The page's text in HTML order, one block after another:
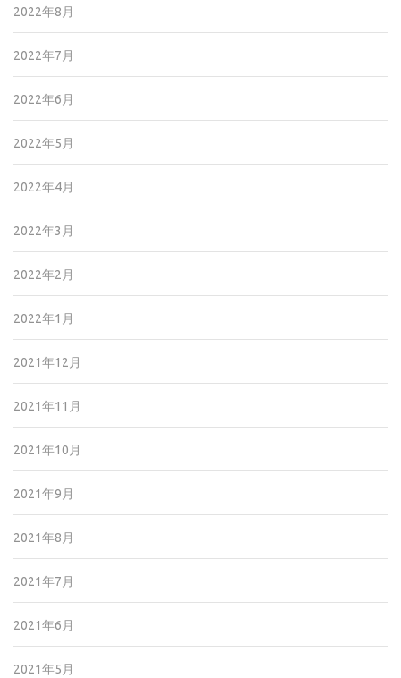
2022年8月
2022年7月
2022年6月
2022年5月
2022年4月
2022年3月
2022年2月
2022年1月
2021年12月
2021年11月
2021年10月
2021年9月
2021年8月
2021年7月
2021年6月
2021年5月